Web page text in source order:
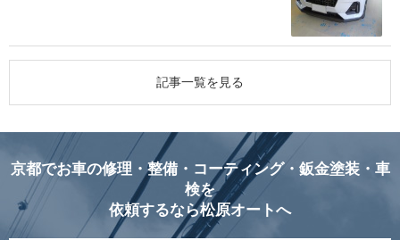
記事一覧を見る
京都でお車の修理・整備・コーティング・鈑金塗装・車
検を
依頼するなら松原オートへ